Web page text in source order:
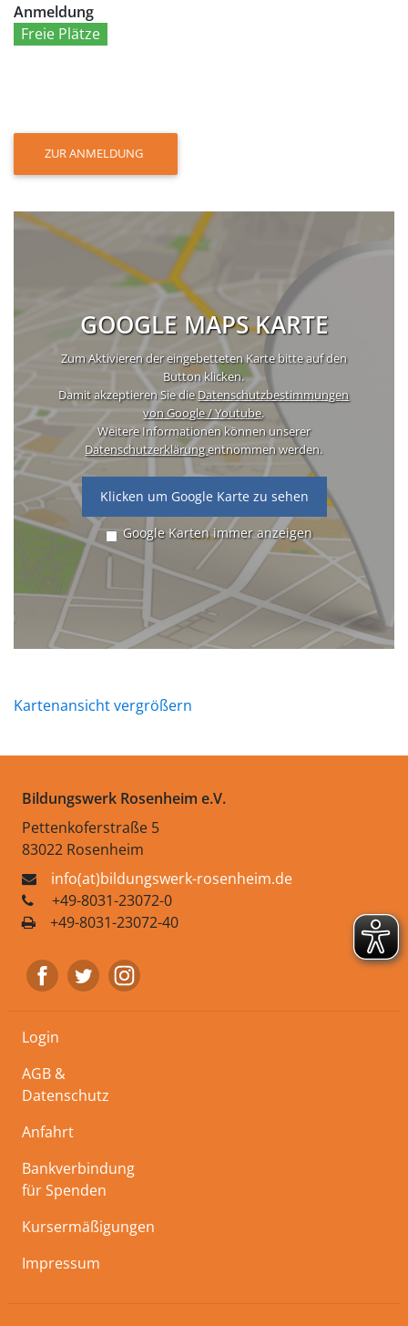
Anmeldung
Freie Plätze
ZUR ANMELDUNG
GOOGLE MAPS KARTE
Zum Aktivieren der eingebetteten Karte bitte auf den
Button klicken.
Damit akzeptieren Sie dieDatenschutzbestimmungen
von Google / Youtube.
Weitere Informationen können unserer
Datenschutzerklärungentnommen werden.
Klicken um Google Karte zu sehen
Google Karten immer anzeigen
Kartenansicht vergrößern
Bildungswerk Rosenheim e.V.
Pettenkoferstraße 5
83022 Rosenheim
info(at)bildungswerk-rosenheim.de
+49-8031-23072-0
+49-8031-23072-40
Login
AGB &
Datenschutz
Anfahrt
Bankverbindung
für Spenden
Kursermäßigungen
Impressum